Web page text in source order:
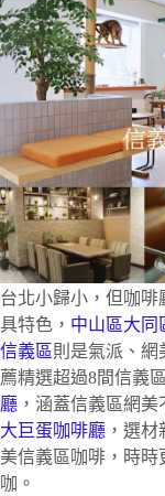
台北小歸小，但咖
具特色， 中山區大同
信義區則是氣派、網
薦精選超過8間信義
廳 ，涵蓋信義區網美
大巨蛋咖啡廳 ，選
美信義區咖啡，時
咖。